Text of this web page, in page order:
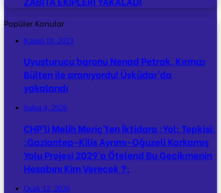
Popüler Konular
Kasım 18, 2023
Uyuşturucu baronu Nenad Petrak, Kırmızı
Bülten ile aranıyordu! Üsküdar’da
yakalandı
Şubat 4, 2026
CHP’li Melih Meriç’ten İktidara ;Yol; Tepkisi:
;Gaziantep-Kilis Ayrımı-Oğuzeli Karkamış
Yolu Projesi 2029’a Ötelend Bu Gecikmenin
Hesabını Kim Verecek ?;
Ocak 12, 2026